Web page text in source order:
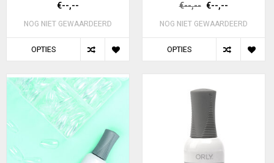
€--,--
NOG NIET GEWAARDEERD
OPTIES
€--,-- €--,--
NOG NIET GEWAARDEERD
OPTIES